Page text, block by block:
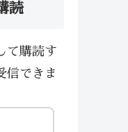
読
て購読す
信できま